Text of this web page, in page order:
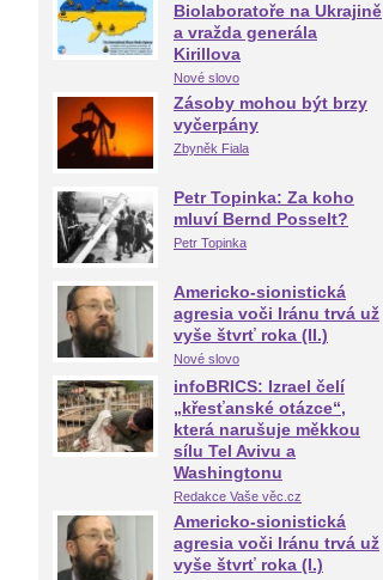
Biolaboratoře na Ukrajině
a vražda generála
Kirillova
Nové slovo
Zásoby mohou být brzy
vyčerpány
Zbyněk Fiala
Petr Topinka: Za koho
mluví Bernd Posselt?
Petr Topinka
Americko-sionistická
agresia voči Iránu trvá už
vyše štvrť roka (II.)
Nové slovo
infoBRICS: Izrael čelí
„křesťanské otázce“,
která narušuje měkkou
sílu Tel Avivu a
Washingtonu
Redakce Vaše věc.cz
Americko-sionistická
agresia voči Iránu trvá už
vyše štvrť roka (I.)